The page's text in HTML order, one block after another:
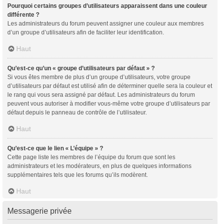
Pourquoi certains groupes d’utilisateurs apparaissent dans une couleur
différente ?
Les administrateurs du forum peuvent assigner une couleur aux membres
d’un groupe d’utilisateurs afin de faciliter leur identification.
Haut
Qu’est-ce qu’un « groupe d’utilisateurs par défaut » ?
Si vous êtes membre de plus d’un groupe d’utilisateurs, votre groupe
d’utilisateurs par défaut est utilisé afin de déterminer quelle sera la couleur et
le rang qui vous sera assigné par défaut. Les administrateurs du forum
peuvent vous autoriser à modifier vous-même votre groupe d’utilisateurs par
défaut depuis le panneau de contrôle de l’utilisateur.
Haut
Qu’est-ce que le lien « L’équipe » ?
Cette page liste les membres de l’équipe du forum que sont les
administrateurs et les modérateurs, en plus de quelques informations
supplémentaires tels que les forums qu’ils modèrent.
Haut
Messagerie privée